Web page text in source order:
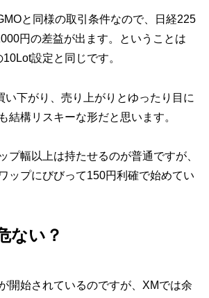
と同様の取引条件なので、日経225
円の差益が出ます。ということは
設定と同じです。
い下がり、売り上がりとゆったり目に
結構リスキーな形だと思います。
プ幅以上は持たせるのが普通ですが、
ップにびびって150円利確で始めてい
ない？
開始されているのですが、XMでは余